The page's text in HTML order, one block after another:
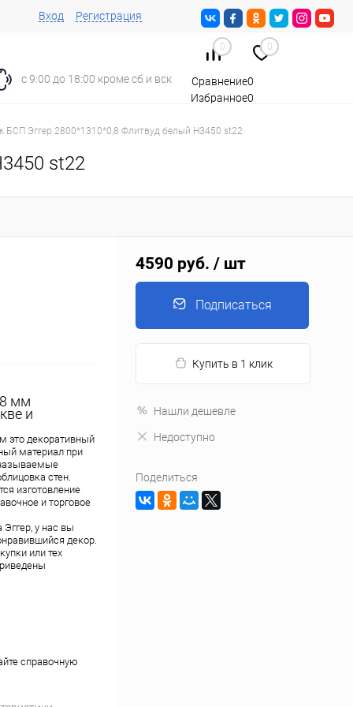
Вход Регистрация
с 9:00 до 18:00 кроме сб и вск
0 0
Сравнение0
Избранное0
БСП Эггер 2800*1310*0,8 Флитвуд белый Н3450 st22
st22
мм
и
это декоративный
материал при
стен.
изготовление
и торговое
у нас вы
декор.
или тех
справочную
4590 руб. / шт
Подписаться
Купить в 1 клик
Нашли дешевле
Недоступно
Поделиться